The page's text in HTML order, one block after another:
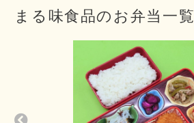
まる味食品のお弁当一覧